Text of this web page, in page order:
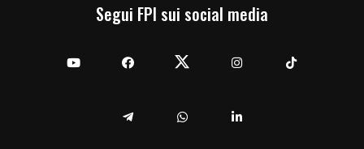
Segui FPI sui social media